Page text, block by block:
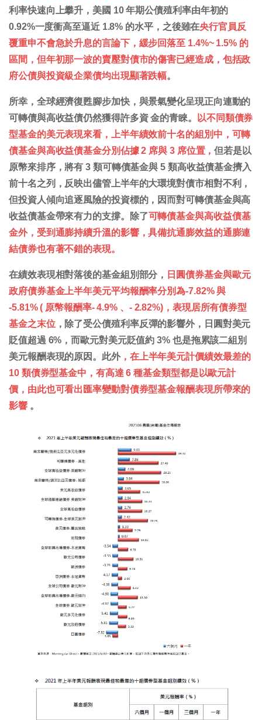
利率快速向上攀升，美國 10 年期公債殖利率由年初的
0.92%一度衝高至逼近 1.8% 的水平，之後雖在央行官員反
覆重申不會急於升息的言論下，緩步回落至 1.4%~ 1.5% 的
區間，但年初那一波的賣壓對債市的傷害已經造成，包括政
府公債與投資級企業債均出現顯著跌幅。
所幸，全球經濟復甦腳步加快，與景氣變化呈現正向連動的
可轉債與高收益債仍然獲得許多資 金的青睞。
以不同類債券
型基金的美元表現來看，上半年績效前十名的組別中，可轉
債基金與高收益債基金分別佔據 2 席與 3 席位置，但若是以
原幣來排序，將有 3 類可轉債基金與 5 類高收益債基金擠入
前十名之列，反映出儘管上半年的大環境對債市相對不利，
但投資人傾向追逐風險的投資標的，因而對可轉債基金與高
收益債基金帶來有力的支撐。除了可轉債基金與高收益債基
金外，受到通膨持續升溫的影響，具備抗通膨效益的通膨連
結債券也有著不錯的表現。
在績效表現相對落後的基金組別部分， 日圓債券基金與歐元
政府債券基金上半年美元平均報酬率分別為-7.82% 與
-5.81% ( 原幣報酬率- 4.9% 、- 2.82%)，表現居所有債券型
基金之末位，除了受公債殖利率反彈的影響外，日圓對美元
貶值超過 6%，而歐元對美元貶值約 3% 也是拖累該二組別
美元報酬表現的原因。此外，在上半年美元計價績效最差的
10 類債券型基金中，有高達 6 種基金類型都是以歐元計
價，由此也可看出匯率變動對債券型基金報酬表現所帶來的
影響。